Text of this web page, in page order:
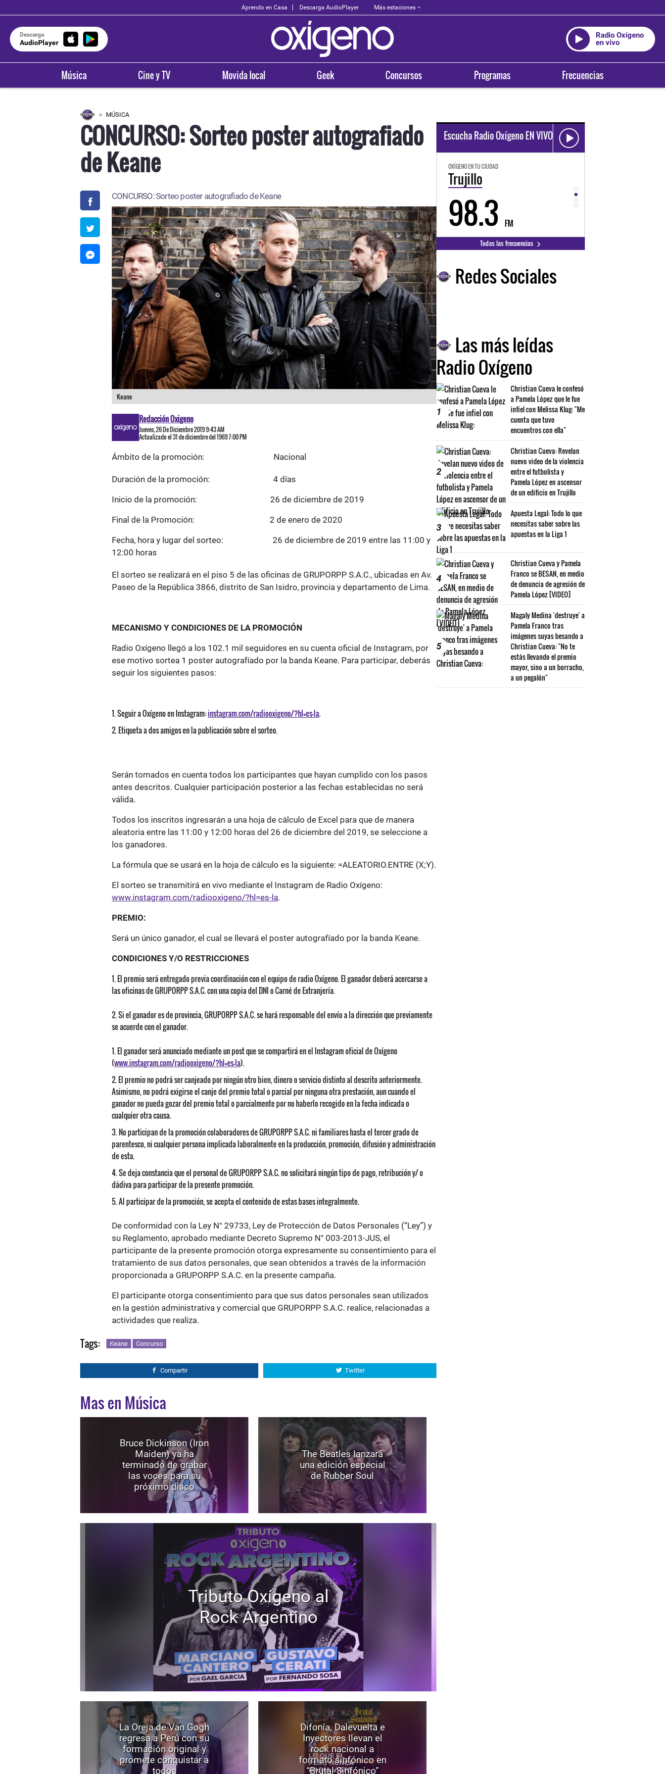
Aprendo en Casa Descarga AudioPlayer Más estaciones
Descarga
AudioPlayer
Radio Oxígeno
en vivo
Música Cine y TV Movida local Geek Concursos Programas Frecuencias
MÚSICA
CONCURSO: Sorteo poster autografiado
de Keane
CONCURSO: Sorteo poster autografiado de Keane
Keane
Redacción Oxigeno
Jueves, 26 De Diciembre 2019 9:43 AM
Actualizado el 31 de diciembre del 1969 7:00 PM
Ámbito de la promoción: Nacional
Duración de la promoción: 4 días
Inicio de la promoción: 26 de diciembre de 2019
Final de la Promoción: 2 de enero de 2020
Fecha, hora y lugar del sorteo: 26 de diciembre de 2019 entre las 11:00 y
12:00 horas
El sorteo se realizará en el piso 5 de las oficinas de GRUPORPP S.A.C., ubicadas en Av.
Paseo de la República 3866, distrito de San Isidro, provincia y departamento de Lima.
MECANISMO Y CONDICIONES DE LA PROMOCIÓN
Radio Oxígeno llegó a los 102.1 mil seguidores en su cuenta oficial de Instagram, por
ese motivo sortea 1 poster autografíado por la banda Keane. Para participar, deberás
seguir los siguientes pasos:
Seguir a Oxígeno en Instagram:instagram.com/radiooxigeno/?hl=es-la.
Etiqueta a dos amigos en la publicación sobre el sorteo.
Serán tomados en cuenta todos los participantes que hayan cumplido con los pasos
antes descritos. Cualquier participación posterior a las fechas establecidas no será
válida.
Todos los inscritos ingresarán a una hoja de cálculo de Excel para que de manera
aleatoria entre las 11:00 y 12:00 horas del 26 de diciembre del 2019, se seleccione a
los ganadores.
La fórmula que se usará en la hoja de cálculo es la siguiente: =ALEATORIO.ENTRE (X;Y).
El sorteo se transmitirá en vivo mediante el Instagram de Radio Oxígeno:
www.instagram.com/radiooxigeno/?hl=es-la.
PREMIO:
Será un único ganador, el cual se llevará el poster autografíado por la banda Keane.
CONDICIONES Y/O RESTRICCIONES
El premio será entregado previa coordinación con el equipo de radio Oxígeno. El ganador deberá acercarse a
las oficinas de GRUPORPP S.A.C. con una copia del DNI o Carné de Extranjería.
Si el ganador es de provincia, GRUPORPP S.A.C. se hará responsable del envío a la dirección que previamente
se acuerde con el ganador.
El ganador será anunciado mediante un post que se compartirá en el Instagram oficial de Oxígeno
(www.instagram.com/radiooxigeno/?hl=es-la).
El premio no podrá ser canjeado por ningún otro bien, dinero o servicio distinto al descrito anteriormente.
Asimismo, no podrá exigirse el canje del premio total o parcial por ninguna otra prestación, aun cuando el
ganador no pueda gozar del premio total o parcialmente por no haberlo recogido en la fecha indicada o
cualquier otra causa.
No participan de la promoción colaboradores de GRUPORPP S.A.C. ni familiares hasta el tercer grado de
parentesco, ni cualquier persona implicada laboralmente en la producción, promoción, difusión y administración
de esta.
Se deja constancia que el personal de GRUPORPP S.A.C. no solicitará ningún tipo de pago, retribución y/ o
dádiva para participar de la presente promoción.
Al participar de la promoción, se acepta el contenido de estas bases integralmente.
De conformidad con la Ley N° 29733, Ley de Protección de Datos Personales (“Ley”) y
su Reglamento, aprobado mediante Decreto Supremo N° 003-2013-JUS, el
participante de la presente promoción otorga expresamente su consentimiento para el
tratamiento de sus datos personales, que sean obtenidos a través de la información
proporcionada a GRUPORPP S.A.C. en la presente campaña.
El participante otorga consentimiento para que sus datos personales sean utilizados
en la gestión administrativa y comercial que GRUPORPP S.A.C. realice, relacionadas a
actividades que realiza.
Tags: Keane Concurso
Compartir Twitter
Mas en Música
Bruce Dickinson (Iron
Maiden) ya ha
terminado de grabar
las voces para su
próximo disco
The Beatles lanzará
una edición especial
de Rubber Soul
Tributo Oxígeno al
Rock Argentino
La Oreja de Van Gogh
regresa a Perú con su
formación original y
promete conquistar a
todos
Difonía, Dalevuelta e
Inyectores llevan el
rock nacional a
formato sinfónico en
“Brutal Sinfónico”
Escucha Radio Oxígeno EN VIVO
93.5 FM
OXÍGENO EN TU CIUDAD
Trujillo
98.3 FM 94.3
Todas las frecuencias
Redes Sociales
Las más leídas
Radio Oxígeno
1
Christian Cueva le confesó
a Pamela López que le fue
infiel con Melissa Klug: "Me
cuenta que tuvo
encuentros con ella"
2
Christian Cueva: Revelan
nuevo video de la violencia
entre el futbolista y
Pamela López en ascensor
de un edificio en Trujillo
3
Apuesta Legal: Todo lo que
necesitas saber sobre las
apuestas en la Liga 1
4
Christian Cueva y Pamela
Franco se BESAN, en medio
de denuncia de agresión de
Pamela López [VIDEO]
5
Magaly Medina 'destruye' a
Pamela Franco tras
imágenes suyas besando a
Christian Cueva: "No te
estás llevando el premio
mayor, sino a un borracho,
a un pegalón"